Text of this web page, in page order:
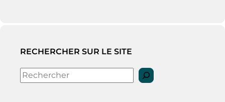
RECHERCHER SUR LE SITE
Rechercher